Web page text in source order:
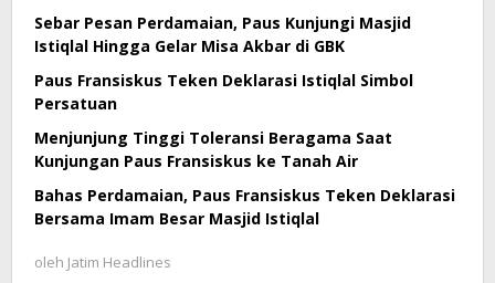
Sebar Pesan Perdamaian, Paus Kunjungi Masjid
Istiqlal Hingga Gelar Misa Akbar di GBK
Paus Fransiskus Teken Deklarasi Istiqlal Simbol
Persatuan
Menjunjung Tinggi Toleransi Beragama Saat
Kunjungan Paus Fransiskus ke Tanah Air
Bahas Perdamaian, Paus Fransiskus Teken Deklarasi
Bersama Imam Besar Masjid Istiqlal
oleh Jatim Headlines